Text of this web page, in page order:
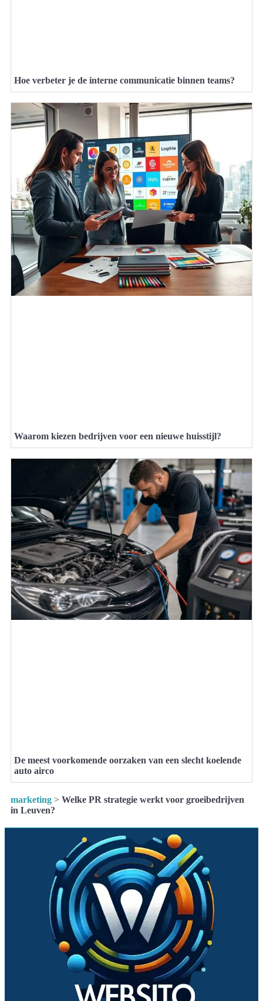
Hoe verbeter je de interne communicatie binnen teams?
Waarom kiezen bedrijven voor een nieuwe huisstijl?
De meest voorkomende oorzaken van een slecht koelende
auto airco
marketing > Welke PR strategie werkt voor groeibedrijven
in Leuven?